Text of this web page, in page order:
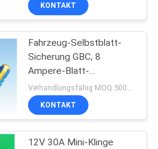
KONTAKT
Fahrzeug-Selbstblatt-
Sicherung GBC, 8
Ampere-Blatt-
Sicherungsblock Vde,
SGS
KONTAKT
12V 30A Mini-Klinge